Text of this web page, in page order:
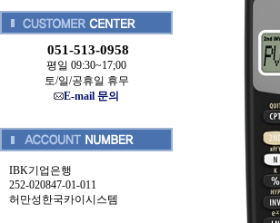
051-513-0958
평일 09:30~17;00
토/일/공휴일 휴무
E-mail 문의
IBK기업은행
252-020847-01-011
허만성한국카이시스템